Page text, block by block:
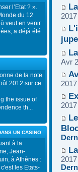
l’Etat ? ».
du 12
veut en venir
a déjà été
de la note
2012 sur ce
the issue of
th...
UN CASINO
à la
Jean-
à Athènes :
les Etats-
Avr